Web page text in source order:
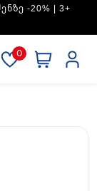
-20% | 3+
0